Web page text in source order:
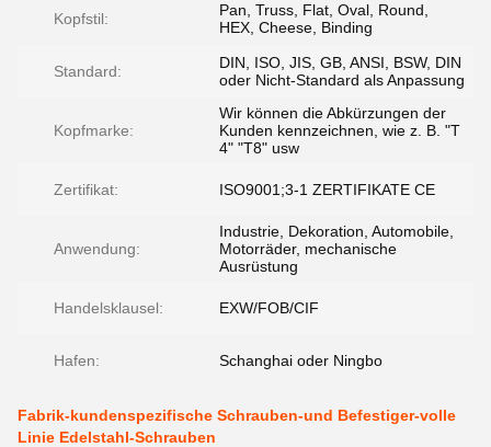
Kopfstil:
Pan, Truss, Flat, Oval, Round,
HEX, Cheese, Binding
Standard:
DIN, ISO, JIS, GB, ANSI, BSW, DIN
oder Nicht-Standard als Anpassung
Kopfmarke:
Wir können die Abkürzungen der
Kunden kennzeichnen, wie z. B. "T
4" "T8" usw
Zertifikat: ISO9001;3-1 ZERTIFIKATE CE
Anwendung:
Industrie, Dekoration, Automobile,
Motorräder, mechanische
Ausrüstung
Handelsklausel: EXW/FOB/CIF
Hafen: Schanghai oder Ningbo
Fabrik-kundenspezifische Schrauben-und Befestiger-volle
Linie Edelstahl-Schrauben